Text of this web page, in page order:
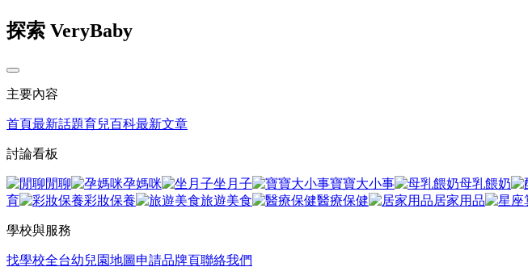
探索 VeryBaby
主要內容
首頁最新話題育兒百科最新文章
討論看板
閒聊 孕媽咪 坐月子 寶寶大小事 母乳餵奶
育
彩妝保養 旅遊美食 醫療保健 居家用品
學校與服務
找學校全台幼兒園地圖 申請品牌頁聯絡我們